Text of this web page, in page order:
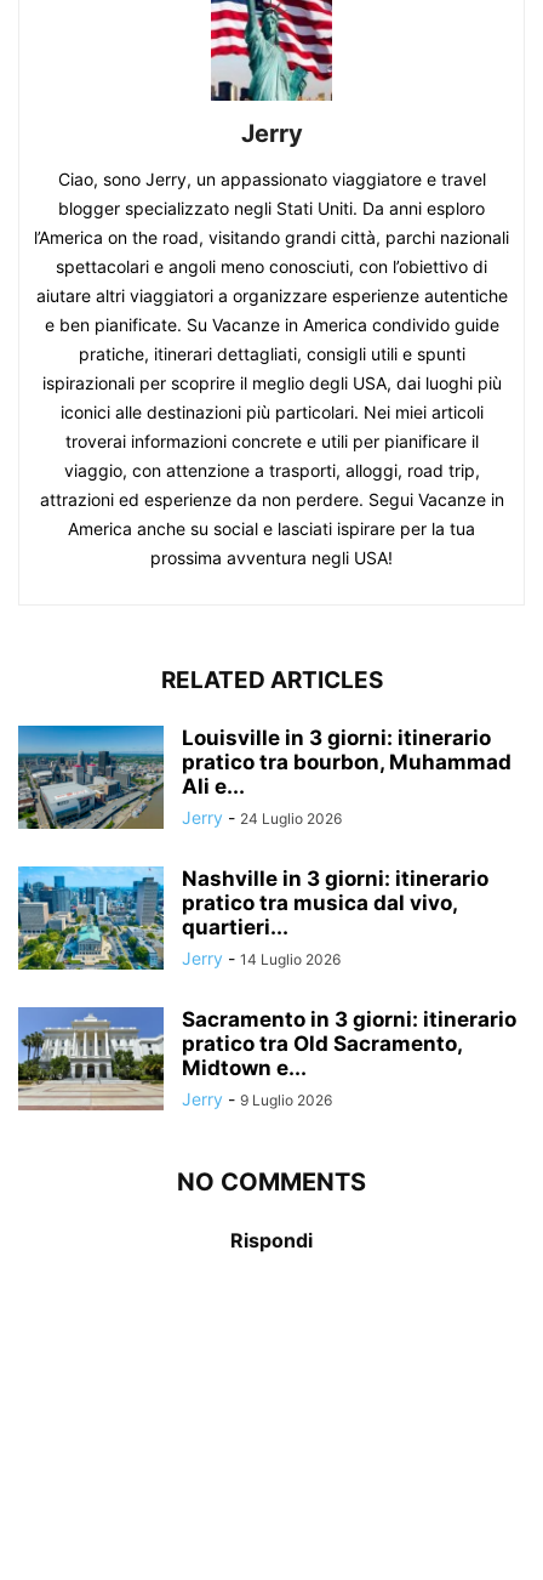
Jerry
Ciao, sono Jerry, un appassionato viaggiatore e travel
blogger specializzato negli Stati Uniti. Da anni esploro
l’America on the road, visitando grandi città, parchi nazionali
spettacolari e angoli meno conosciuti, con l’obiettivo di
aiutare altri viaggiatori a organizzare esperienze autentiche
e ben pianificate. Su Vacanze in America condivido guide
pratiche, itinerari dettagliati, consigli utili e spunti
ispirazionali per scoprire il meglio degli USA, dai luoghi più
iconici alle destinazioni più particolari. Nei miei articoli
troverai informazioni concrete e utili per pianificare il
viaggio, con attenzione a trasporti, alloggi, road trip,
attrazioni ed esperienze da non perdere. Segui Vacanze in
America anche su social e lasciati ispirare per la tua
prossima avventura negli USA!
RELATED ARTICLES
Louisville in 3 giorni: itinerario
pratico tra bourbon, Muhammad
Ali e...
Jerry - 24 Luglio 2026
Nashville in 3 giorni: itinerario
pratico tra musica dal vivo,
quartieri...
Jerry - 14 Luglio 2026
Sacramento in 3 giorni: itinerario
pratico tra Old Sacramento,
Midtown e...
Jerry - 9 Luglio 2026
NO COMMENTS
Rispondi